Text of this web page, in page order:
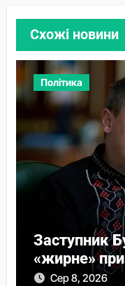
Схожі новини
Політика
Заступник
«жирне»
Сер 8, 2026